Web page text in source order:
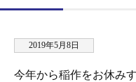
2019年5月8日
今年から稲作をお休み